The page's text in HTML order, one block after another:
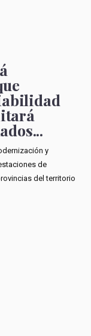
y
de
del territorio